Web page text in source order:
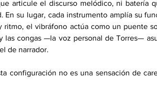
articule el discurso melódico, ni batería
En su lugar, cada instrumento amplía su
ritmo, el vibráfono actúa como un puente
las congas —la voz personal de Torres—
de narrador.
configuración no es una sensación de